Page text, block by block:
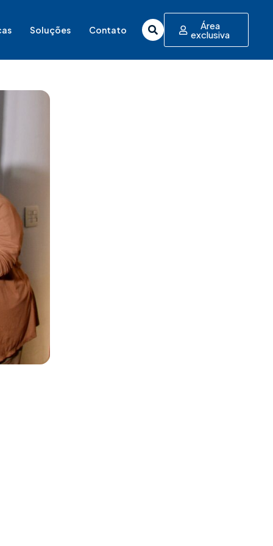
Soluções Contato Área
exclusiva